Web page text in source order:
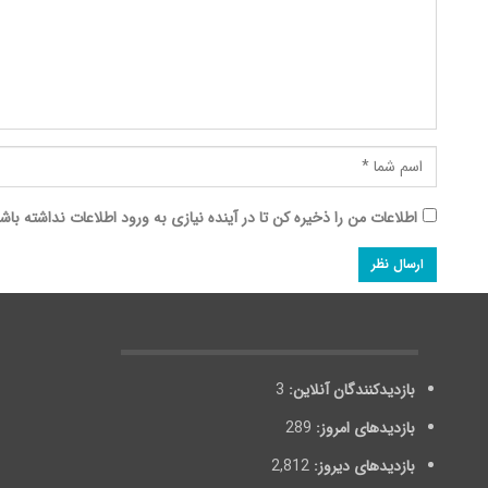
اطلاعات من را ذخیره کن تا در آینده نیازی به ورود اطلاعات نداشته
بازدیدکنندگان آنلاین: 3
بازدیدهای امروز: 289
بازدیدهای دیروز: 2,812